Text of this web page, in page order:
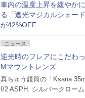
車内の温度上昇を緩やか
る「遮光マジカルシェード
が42%OFF
ニュース
逆光時のフレアにこだわ
Mマウントレンズ
真ちゅう鏡筒の「Ksana
f/2 ASPH. シルバークローム